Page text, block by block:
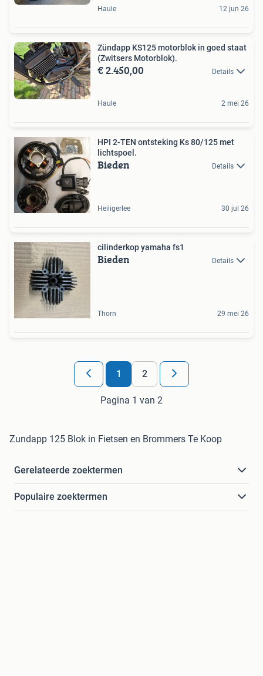
Haule 12 jun 26
Zündapp KS125 motorblok in goed staat
(Zwitsers Motorblok).
€ 2.450,00 Details
Haule 2 mei 26
HPI 2-TEN ontsteking Ks 80/125 met
lichtspoel.
Bieden Details
Heiligerlee 30 jul 26
cilinderkop yamaha fs1
Bieden Details
Thorn 29 mei 26
1 2
Pagina 1 van 2
Zundapp 125 Blok in Fietsen en Brommers Te Koop
Gerelateerde zoektermen
Populaire zoektermen